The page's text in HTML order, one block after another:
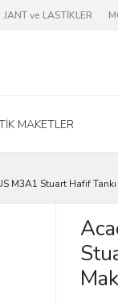
JANT ve LASTİKLER
MAKETLER
M3A1 Stuart Hafif